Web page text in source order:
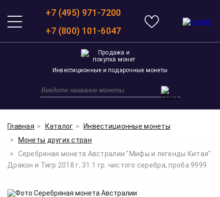
+7 (495) 971-7200
+7 (800) 101-6047
Инвестиционные и подарочные монеты
Главная Каталог
Инвестиционные монеты
Монеты других стран
Серебряная монета Австралии "Мифы и легенды Китая"
Дракон и Тигр 2018 г, 31.1 гр. чистого серебра, проба 9999